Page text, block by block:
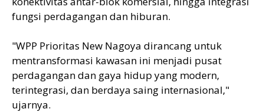
fungsi perdagangan dan hiburan.
"WPP Prioritas New Nagoya dirancang untuk
mentransformasi kawasan ini menjadi pusat
perdagangan dan gaya hidup yang modern,
terintegrasi, dan berdaya saing internasional,"
ujarnya.